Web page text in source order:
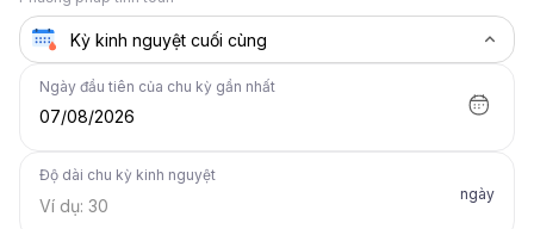
Ngày đầu tiên của chu kỳ gần nhất
07/08/2026
Độ dài chu kỳ kinh nguyệt
ngày